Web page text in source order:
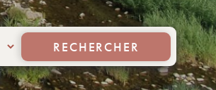
RECHERCHER